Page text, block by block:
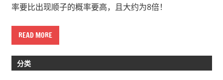
率要比出现顺子的概率要高，且大约为8倍！
READ MORE
分类